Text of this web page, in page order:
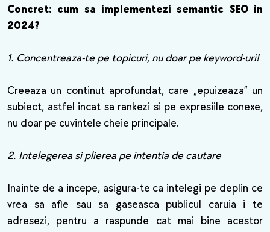
Concret: cum sa implementezi semantic SEO in
2024?
1. Concentreaza-te pe topicuri, nu doar pe keyword-uri!
Creeaza un continut aprofundat, care „epuizeaza” un
subiect, astfel incat sa rankezi si pe expresiile conexe,
nu doar pe cuvintele cheie principale.
2. Intelegerea si plierea pe intentia de cautare
Inainte de a incepe, asigura-te ca intelegi pe deplin ce
vrea sa afle sau sa gaseasca publicul caruia i te
adresezi, pentru a raspunde cat mai bine acestor